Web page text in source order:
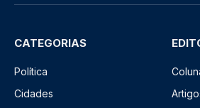
CATEGORIAS
Política
Cidades